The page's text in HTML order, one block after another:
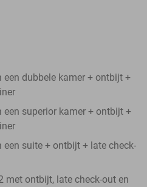
een dubbele kamer + ontbijt +
een superior kamer + ontbijt +
een suite + ontbijt + late check-
met ontbijt, late check-out en